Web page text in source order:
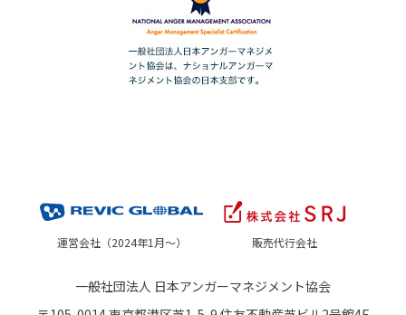
運営会社（2024年1月～） 販売代行会社
一般社団法人 日本アンガーマネジメント協会